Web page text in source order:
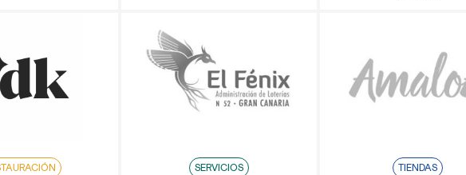
SERVICIOS TIENDAS